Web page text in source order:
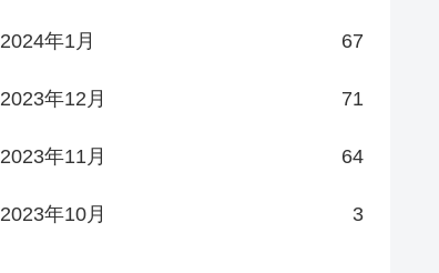
2024年1月 67
2023年12月 71
2023年11月 64
2023年10月 3